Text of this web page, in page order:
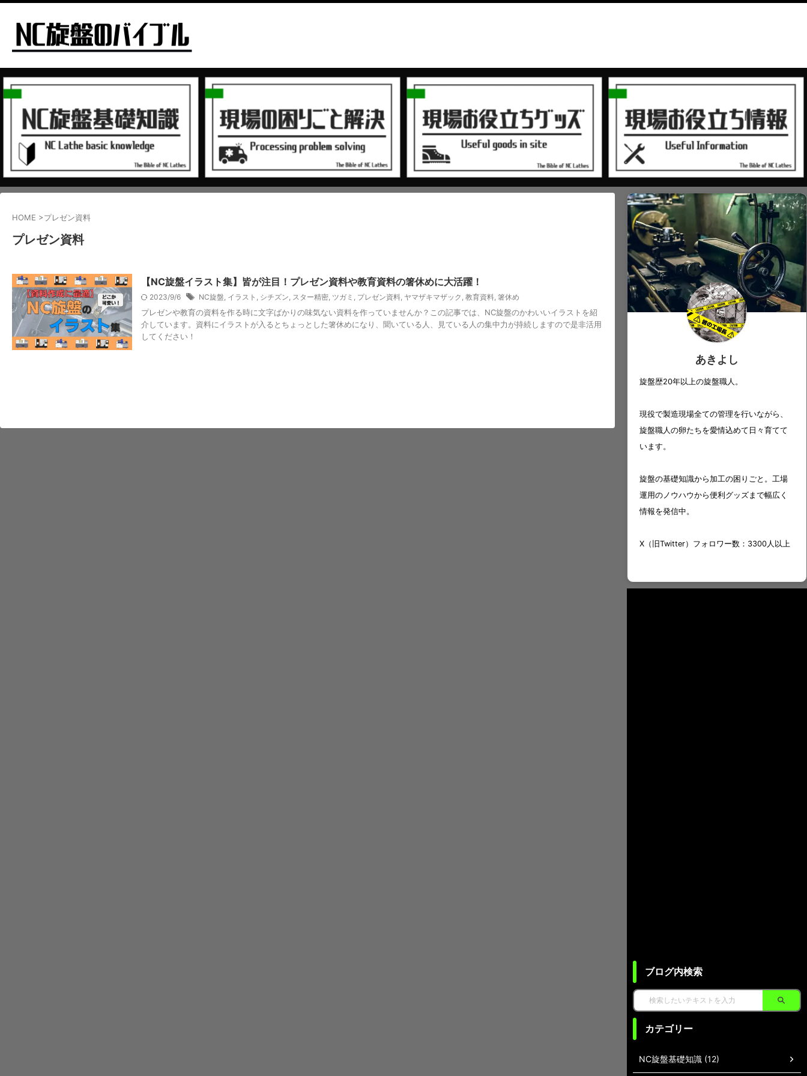
HOME >プレゼン資料
プレゼン資料
【NC旋盤イラスト集】皆が注目！プレゼン資料や教育資料の箸休めに大活躍！
2023/9/6 NC旋盤 イラスト シチズン スター精密 ツガミ プレゼン資料 ヤマザキマザック 教育資料 箸休め
プレゼンや教育の資料を作る時に文字ばかりの味気ない資料を作っていませんか？この記事では、NC旋盤のかわいいイラストを紹
介しています。資料にイラストが入るとちょっとした箸休めになり、聞いている人、見ている人の集中力が持続しますので是非活用
してください！
あきよし
旋盤歴20年以上の旋盤職人。
現役で製造現場全ての管理を行いながら、
旋盤職人の卵たちを愛情込めて日々育てて
います。
旋盤の基礎知識から加工の困りごと。工場
運用のノウハウから便利グッズまで幅広く
情報を発信中。
X（旧Twitter）フォロワー数：3300人以上
ブログ内検索
カテゴリー
NC旋盤基礎知識 (12)